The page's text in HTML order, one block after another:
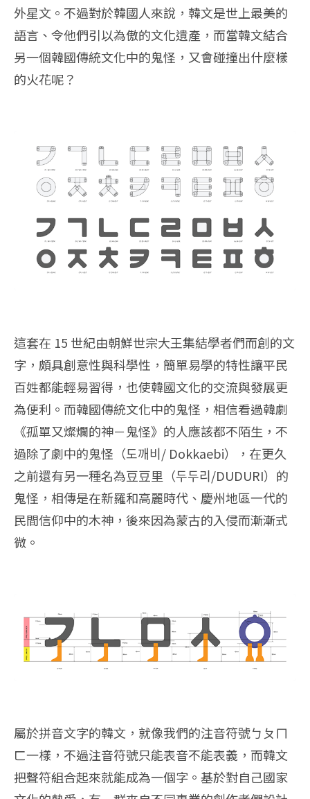
外星文。不過對於韓國人來說，韓文是世上最美的
語言、令他們引以為傲的文化遺產，而當韓文結合
另一個韓國傳統文化中的鬼怪，又會碰撞出什麼樣
的火花呢？
這套在 15 世紀由朝鮮世宗大王集結學者們而創的文
字，頗具創意性與科學性，簡單易學的特性讓平民
百姓都能輕易習得，也使韓國文化的交流與發展更
為便利。而韓國傳統文化中的鬼怪，相信看過韓劇
《孤單又燦爛的神－鬼怪》的人應該都不陌生，不
過除了劇中的鬼怪（도깨비/ Dokkaebi），在更久
之前還有另一種名為豆豆里（두두리/DUDURI）的
鬼怪，相傳是在新羅和高麗時代、慶州地區一代的
民間信仰中的木神，後來因為蒙古的入侵而漸漸式
微。
屬於拼音文字的韓文，就像我們的注音符號ㄅㄆㄇ
ㄈ一樣，不過注音符號只能表音不能表義，而韓文
把聲符組合起來就能成為一個字。基於對自己國家